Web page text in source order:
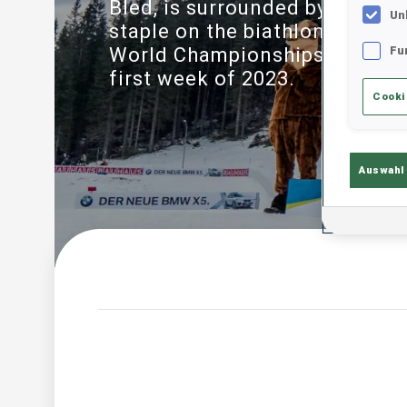
Bled, is surrounded by green
staple on the biathlon
World Championships 2021,
first week of 2023.